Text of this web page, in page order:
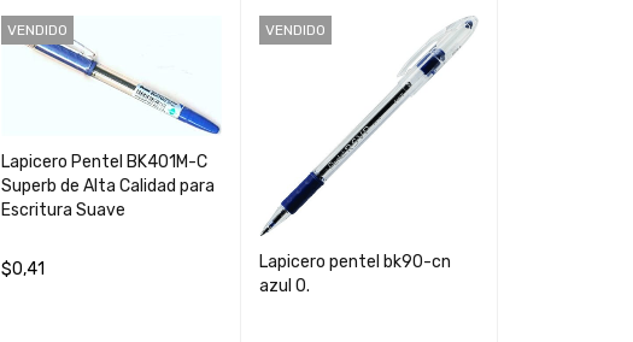
O O VIEW
VENDIDO
Lapicero Pentel BK401M-C
Superb de Alta Calidad para
Escritura Suave
$0,41
VENDIDO
Lapicero pentel bk90-cn
azul 0.